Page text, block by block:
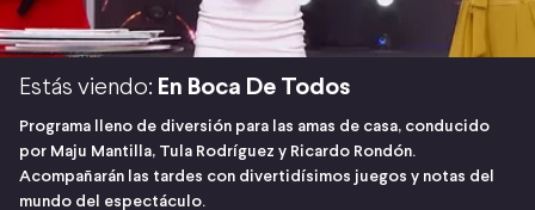
Estás viendo: En Boca De Todos
Programa lleno de diversión para las amas de casa, conducido
por Maju Mantilla, Tula Rodríguez y Ricardo Rondón.
Acompañarán las tardes con divertidísimos juegos y notas del
mundo del espectáculo.